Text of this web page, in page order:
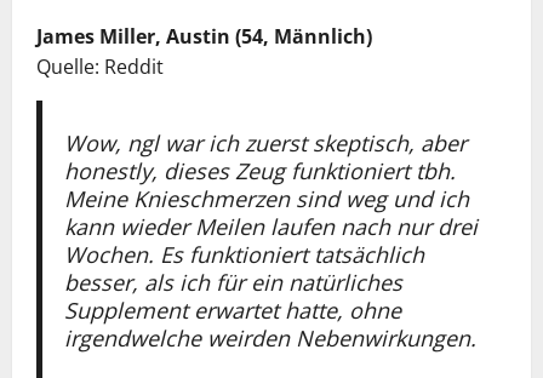
James Miller, Austin (54, Männlich)
Quelle: Reddit
Wow, ngl war ich zuerst skeptisch, aber
honestly, dieses Zeug funktioniert tbh.
Meine Knieschmerzen sind weg und ich
kann wieder Meilen laufen nach nur drei
Wochen. Es funktioniert tatsächlich
besser, als ich für ein natürliches
Supplement erwartet hatte, ohne
irgendwelche weirden Nebenwirkungen.